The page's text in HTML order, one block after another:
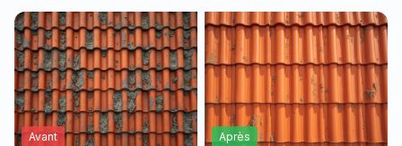
Avant Après